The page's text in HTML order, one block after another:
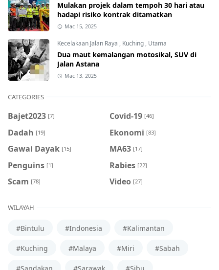
Mulakan projek dalam tempoh 30 hari atau
hadapi risiko kontrak ditamatkan
Mac 15, 2025
Kecelakaan Jalan Raya , Kuching , Utama
Dua maut kemalangan motosikal, SUV di
Jalan Astana
Mac 13, 2025
CATEGORIES
Bajet2023 [7] Covid-19 [46]
Dadah [19] Ekonomi [83]
Gawai Dayak [15] MA63 [17]
Penguins [1] Rabies [22]
Scam [78] Video [27]
WILAYAH
#Bintulu #Indonesia #Kalimantan
#Kuching #Malaya #Miri #Sabah
#Sandakan #Sarawak #Sibu